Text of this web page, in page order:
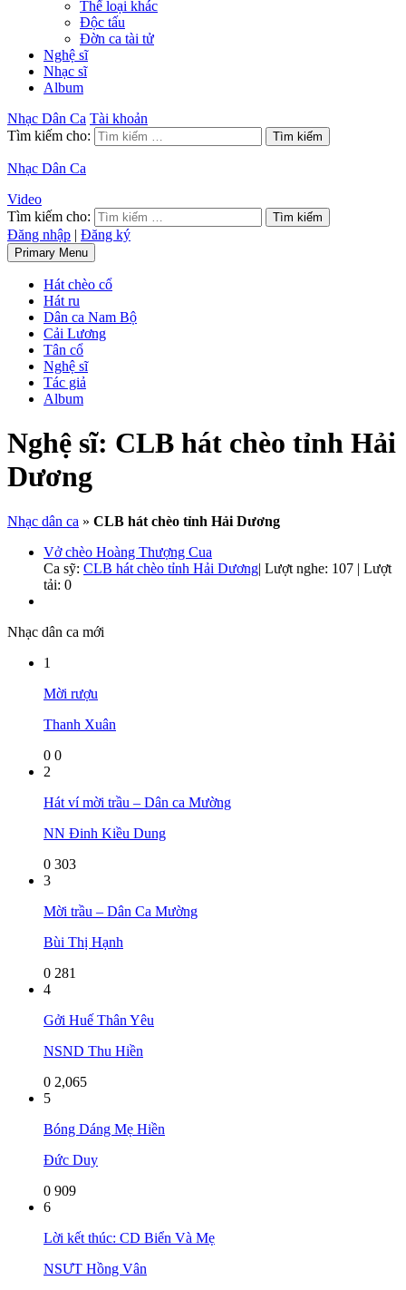
Thể loại khác
Độc tấu
Đờn ca tài tử
Nghệ sĩ
Nhạc sĩ
Album
Nhạc Dân Ca Tài khoản
Tìm kiếm cho:
Nhạc Dân Ca
Video
Tìm kiếm cho:
Đăng nhập | Đăng ký
Primary Menu
Hát chèo cổ
Hát ru
Dân ca Nam Bộ
Cải Lương
Tân cổ
Nghệ sĩ
Tác giả
Album
Nghệ sĩ: CLB hát chèo tỉnh Hải
Dương
Nhạc dân ca » CLB hát chèo tỉnh Hải Dương
Vở chèo Hoàng Thượng Cua
Ca sỹ: CLB hát chèo tỉnh Hải Dương| Lượt nghe: 107 | Lượt
tải: 0
Nhạc dân ca mới
1
Mời rượu
Thanh Xuân
0 0
2
Hát ví mời trầu – Dân ca Mường
NN Đinh Kiều Dung
0 303
3
Mời trầu – Dân Ca Mường
Bùi Thị Hạnh
0 281
4
Gởi Huế Thân Yêu
NSND Thu Hiền
0 2,065
5
Bóng Dáng Mẹ Hiền
Đức Duy
0 909
6
Lời kết thúc: CD Biển Và Mẹ
NSƯT Hồng Vân